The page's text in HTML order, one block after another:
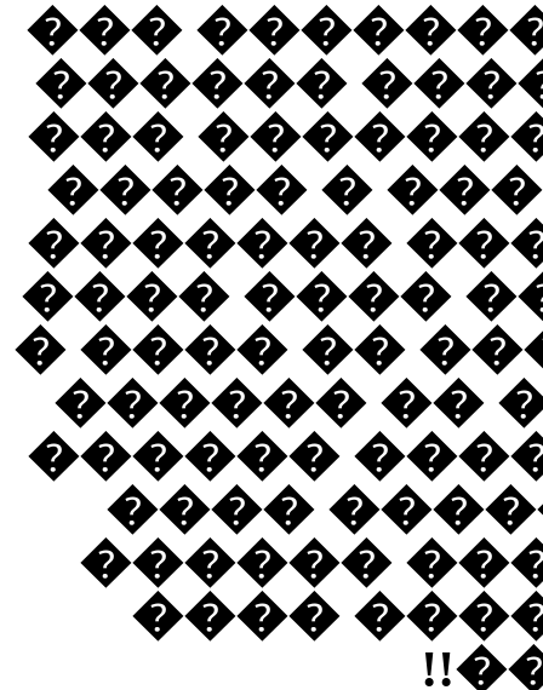
���� �����
�������
������
����� ����
�������
������ ���
� �����
������
������ �
�������
����
�������